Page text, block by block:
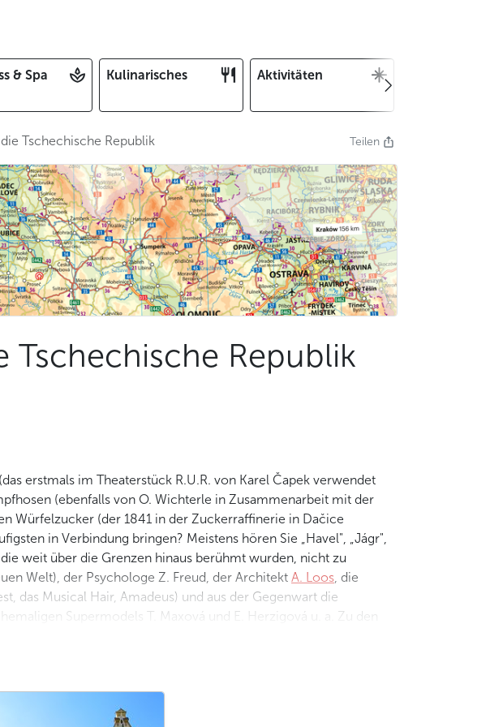
& Spa Kulinarisches Aktivitäten
Tschechische Republik Teilen
Republik
erstmals im Theaterstück R.U.R. von Karel Čapek verwendet
(ebenfalls von O. Wichterle in Zusammenarbeit mit der
Würfelzucker (der 1841 in der Zuckerraffinerie in Dačice
in Verbindung bringen? Meistens hören Sie „Havel", „Jágr",
weit über die Grenzen hinaus berühmt wurden, nicht zu
Welt), der Psychologe Z. Freud, der Architekt A. Loos , die
das Musical Hair, Amadeus) und aus der Gegenwart die
Supermodels T. Maxová und E. Herzigová u. a. Zu den
Anzahl an UNESCO-Weltkulturerbestätten, die